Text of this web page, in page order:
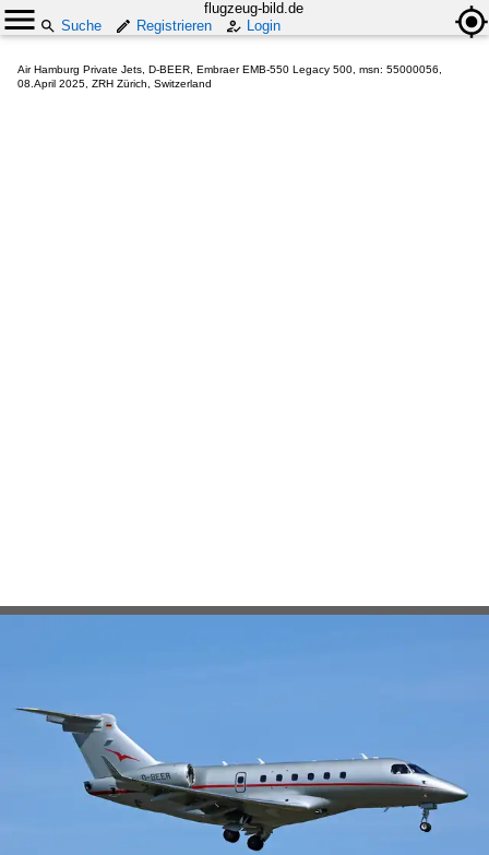
flugzeug-bild.de
Suche
Registrieren Login
Air Hamburg Private Jets, D-BEER, Embraer EMB-550 Legacy 500, msn: 55000056,
08.April 2025, ZRH Zürich, Switzerland